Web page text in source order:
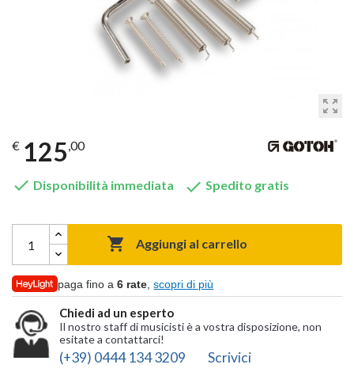
zoom_out_map
€ 125,00
 Disponibilità immediata  Spedito gratis
 Aggiungi al carrello
paga fino a6 rate ,scopri di più
Chiedi ad un esperto
Il nostro staff di musicisti è a vostra disposizione, non
esitate a contattarci!
(+39) 0444 134 3209 Scrivici